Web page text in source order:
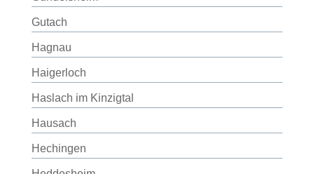
Gutach
Hagnau
Haigerloch
Haslach im Kinzigtal
Hausach
Hechingen